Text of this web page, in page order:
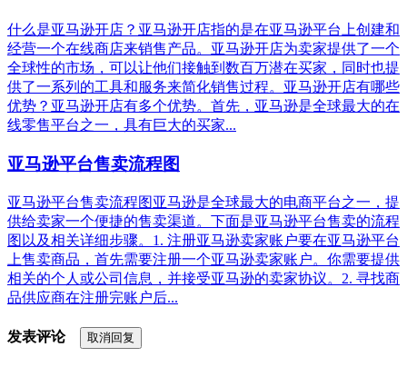
什么是亚马逊开店？亚马逊开店指的是在亚马逊平台上创建和
经营一个在线商店来销售产品。亚马逊开店为卖家提供了一个
全球性的市场，可以让他们接触到数百万潜在买家，同时也提
供了一系列的工具和服务来简化销售过程。亚马逊开店有哪些
优势？亚马逊开店有多个优势。首先，亚马逊是全球最大的在
线零售平台之一，具有巨大的买家...
亚马逊平台售卖流程图
亚马逊平台售卖流程图亚马逊是全球最大的电商平台之一，提
供给卖家一个便捷的售卖渠道。下面是亚马逊平台售卖的流程
图以及相关详细步骤。1. 注册亚马逊卖家账户要在亚马逊平台
上售卖商品，首先需要注册一个亚马逊卖家账户。你需要提供
相关的个人或公司信息，并接受亚马逊的卖家协议。2. 寻找商
品供应商在注册完账户后...
发表评论 取消回复